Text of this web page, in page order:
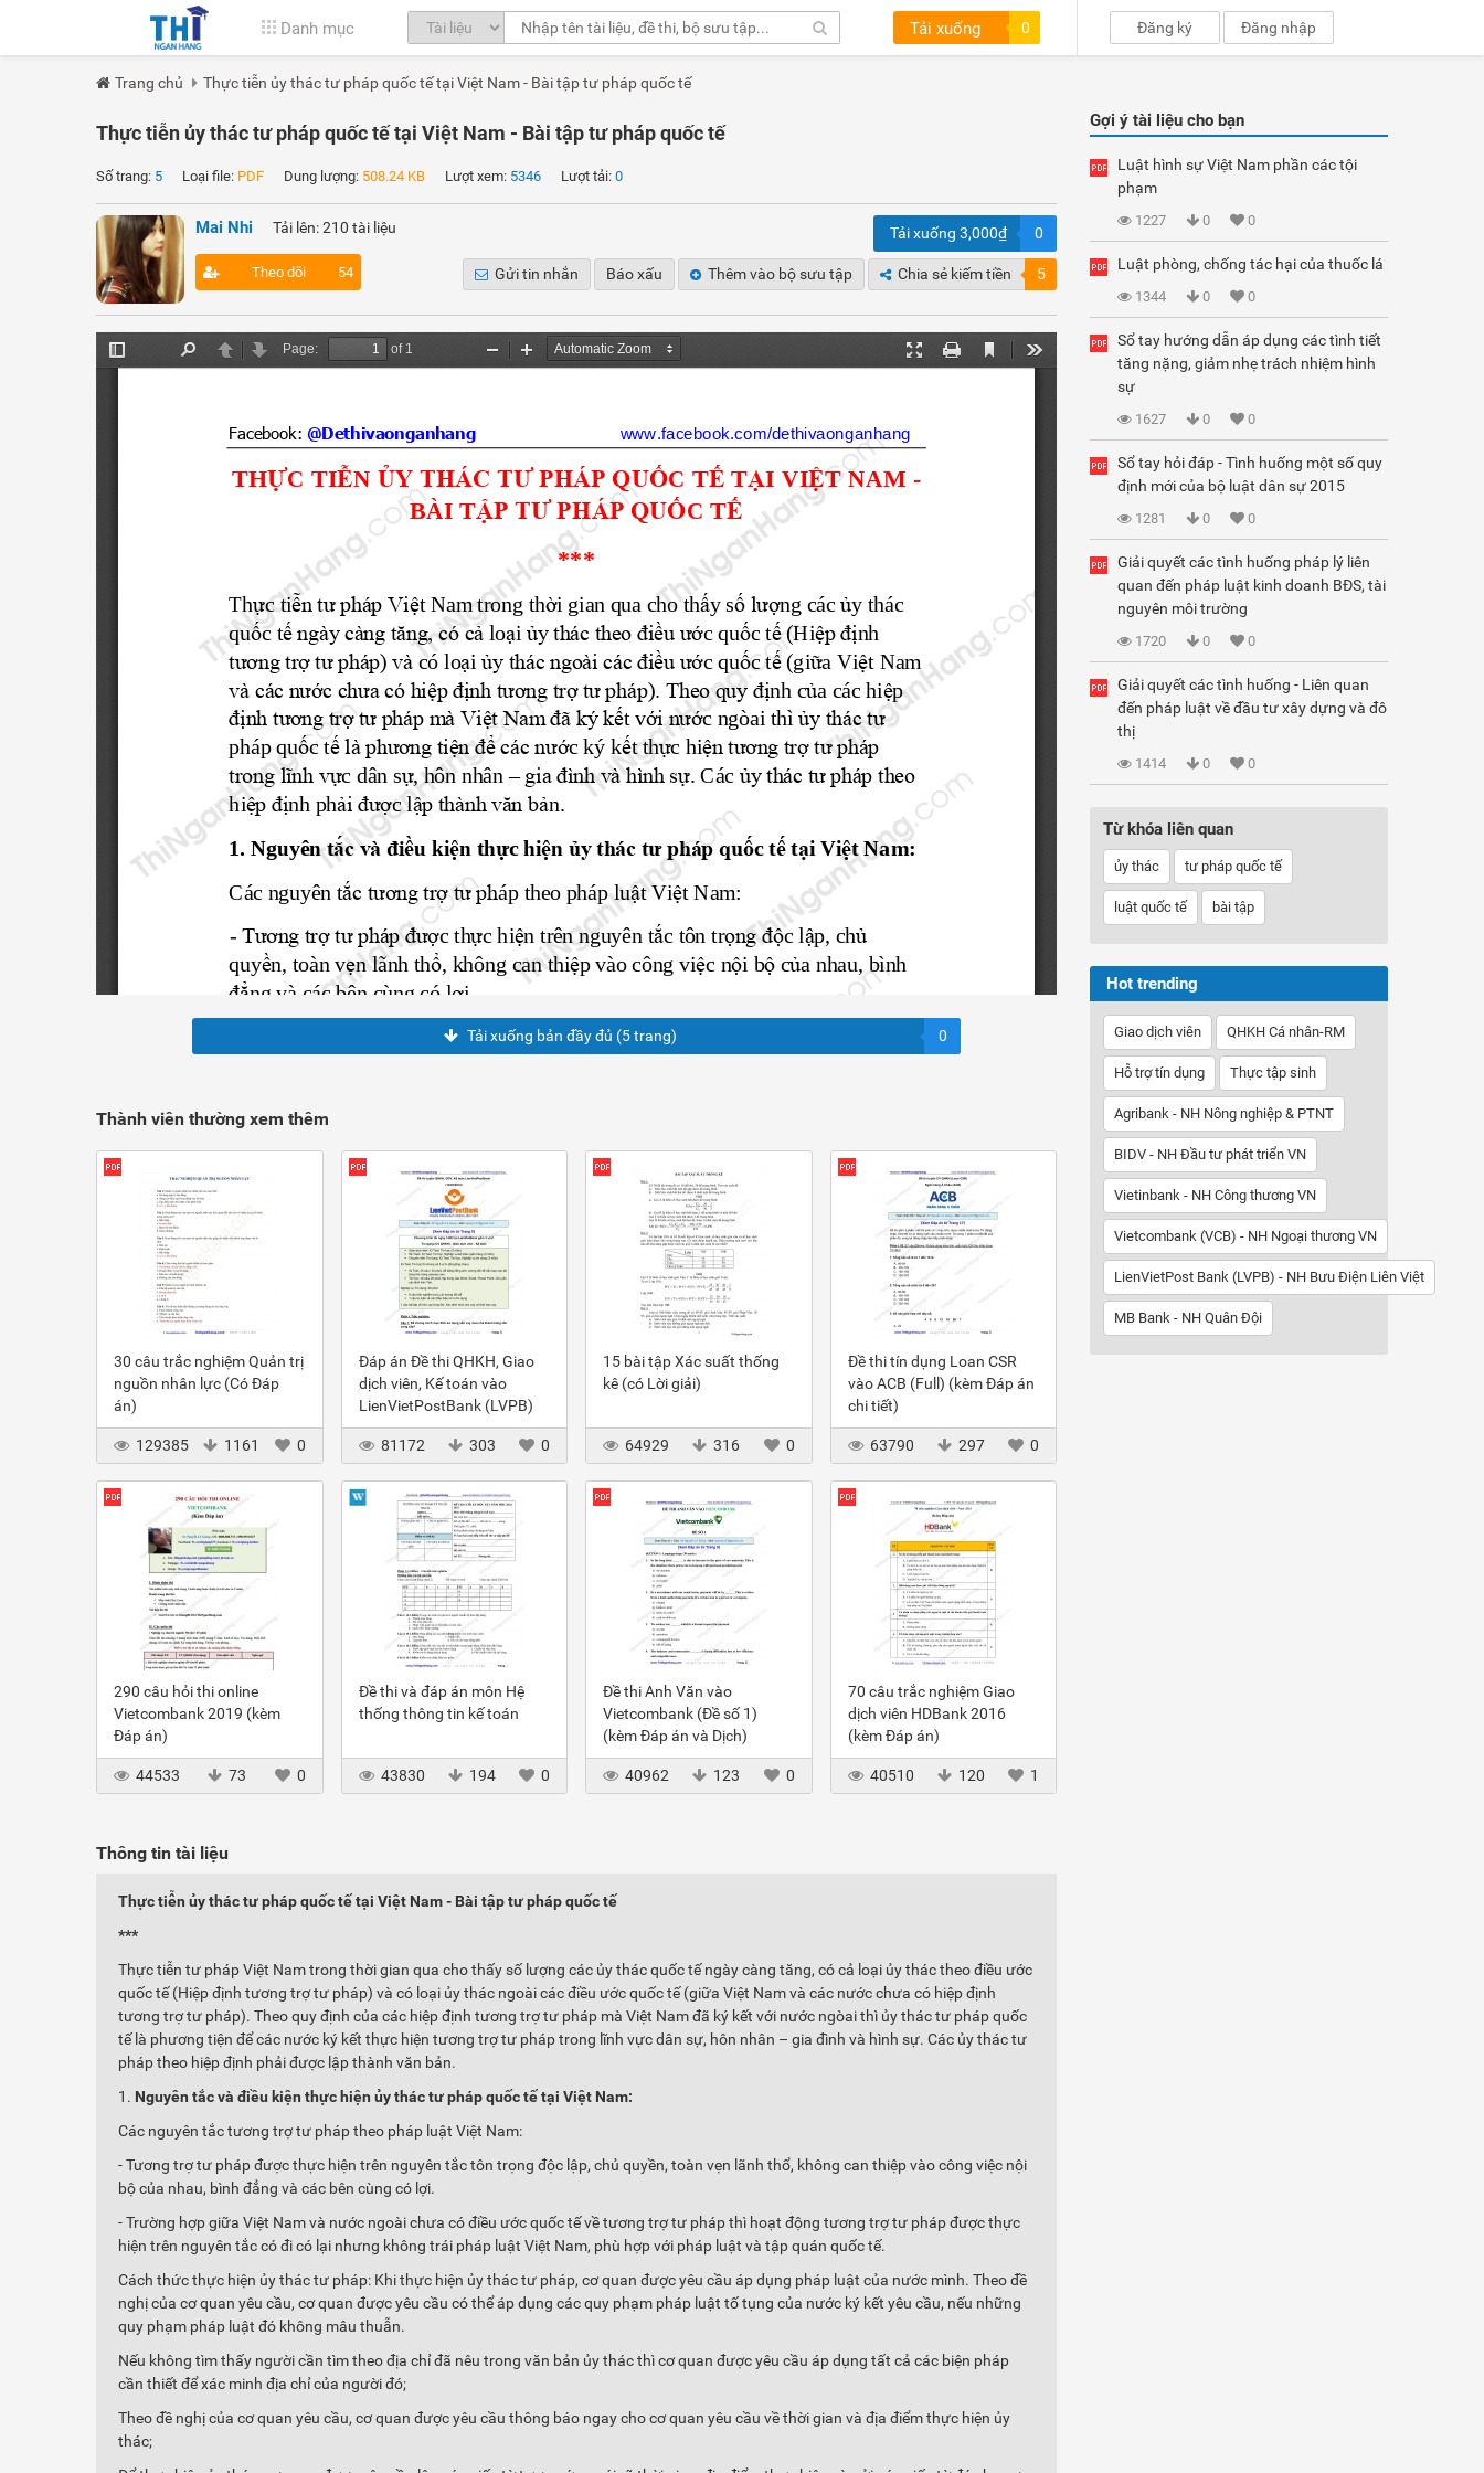
Danh mục Tải xuống 0 Đăng ký Đăng nhập
Trang chủ Thực tiễn ủy thác tư pháp quốc tế tại Việt Nam - Bài tập tư pháp quốc tế
Thực tiễn ủy thác tư pháp quốc tế tại Việt Nam - Bài tập tư pháp quốc tế
Số trang: 5 Loại file: PDF Dung lượng: 508.24 KB Lượt xem: 5346 Lượt tải: 0
Mai Nhi Tải lên: 210 tài liệu
Theo dõi 54
Tải xuống 3,000₫ 0
Gửi tin nhắn Báo xấu Thêm vào bộ sưu tập Chia sẻ kiếm tiền 5
Tải xuống bản đầy đủ (5 trang) 0
Thành viên thường xem thêm
30 câu trắc nghiệm Quản trị
nguồn nhân lực (Có Đáp
án)
129385 1161 0
Đáp án Đề thi QHKH, Giao
dịch viên, Kế toán vào
LienVietPostBank (LVPB)
2012
81172
303 0
15 bài tập Xác suất thống
kê (có Lời giải)
64929 316 0
Đề thi tín dụng Loan CSR
vào ACB (Full) (kèm Đáp án
chi tiết)
63790 297 0
290 câu hỏi thi online
Vietcombank 2019 (kèm
Đáp án)
44533 73 0
Đề thi và đáp án môn Hệ
thống thông tin kế toán
43830 194 0
Đề thi Anh Văn vào
Vietcombank (Đề số 1)
(kèm Đáp án và Dịch)
40962 123 0
70 câu trắc nghiệm Giao
dịch viên HDBank 2016
(kèm Đáp án)
40510 120 1
Thông tin tài liệu
Thực tiễn ủy thác tư pháp quốc tế tại Việt Nam - Bài tập tư pháp quốc tế
***
Thực tiễn tư pháp Việt Nam trong thời gian qua cho thấy số lượng các ủy thác quốc tế ngày càng tăng, có cả loại ủy thác theo điều ước
quốc tế (Hiệp định tương trợ tư pháp) và có loại ủy thác ngoài các điều ước quốc tế (giữa Việt Nam và các nước chưa có hiệp định
tương trợ tư pháp). Theo quy định của các hiệp định tương trợ tư pháp mà Việt Nam đã ký kết với nước ngòai thì ủy thác tư pháp quốc
tế là phương tiện để các nước ký kết thực hiện tương trợ tư pháp trong lĩnh vực dân sự, hôn nhân – gia đình và hình sự. Các ủy thác tư
pháp theo hiệp định phải được lập thành văn bản.
Nguyên tắc và điều kiện thực hiện ủy thác tư pháp quốc tế tại Việt Nam:
Các nguyên tắc tương trợ tư pháp theo pháp luật Việt Nam:
- Tương trợ tư pháp được thực hiện trên nguyên tắc tôn trọng độc lập, chủ quyền, toàn vẹn lãnh thổ, không can thiệp vào công việc nội
bộ của nhau, bình đẳng và các bên cùng có lợi.
- Trường hợp giữa Việt Nam và nước ngoài chưa có điều ước quốc tế về tương trợ tư pháp thì hoạt động tương trợ tư pháp được thực
hiện trên nguyên tắc có đi có lại nhưng không trái pháp luật Việt Nam, phù hợp với pháp luật và tập quán quốc tế.
Cách thức thực hiện ủy thác tư pháp: Khi thực hiện ủy thác tư pháp, cơ quan được yêu cầu áp dụng pháp luật của nước mình. Theo đề
nghị của cơ quan yêu cầu, cơ quan được yêu cầu có thể áp dụng các quy phạm pháp luật tố tụng của nước ký kết yêu cầu, nếu những
quy phạm pháp luật đó không mâu thuẫn.
Nếu không tìm thấy người cần tìm theo địa chỉ đã nêu trong văn bản ủy thác thì cơ quan được yêu cầu áp dụng tất cả các biện pháp
cần thiết để xác minh địa chỉ của người đó;
Theo đề nghị của cơ quan yêu cầu, cơ quan được yêu cầu thông báo ngay cho cơ quan yêu cầu về thời gian và địa điểm thực hiện ủy
thác;
Gợi ý tài liệu cho bạn
Luật hình sự Việt Nam phần các tội
phạm
1227 0 0
Luật phòng, chống tác hại của thuốc lá
1344 0 0
Sổ tay hướng dẫn áp dụng các tình tiết
tăng nặng, giảm nhẹ trách nhiệm hình
sự
1627 0 0
Sổ tay hỏi đáp - Tình huống một số quy
định mới của bộ luật dân sự 2015
1281 0 0
Giải quyết các tình huống pháp lý liên
quan đến pháp luật kinh doanh BĐS, tài
nguyên môi trường
1720 0 0
Giải quyết các tình huống - Liên quan
đến pháp luật về đầu tư xây dựng và đô
thị
1414 0 0
Từ khóa liên quan
ủy thác tư pháp quốc tế
luật quốc tế bài tập
Hot trending
Giao dịch viên QHKH Cá nhân-RM
Hỗ trợ tín dụng Thực tập sinh
Agribank - NH Nông nghiệp & PTNT
BIDV - NH Đầu tư phát triển VN
Vietinbank - NH Công thương VN
Vietcombank (VCB) - NH Ngoại thương VN
LienVietPost Bank (LVPB) - NH Bưu Điện Liên Việt
MB Bank - NH Quân Đội